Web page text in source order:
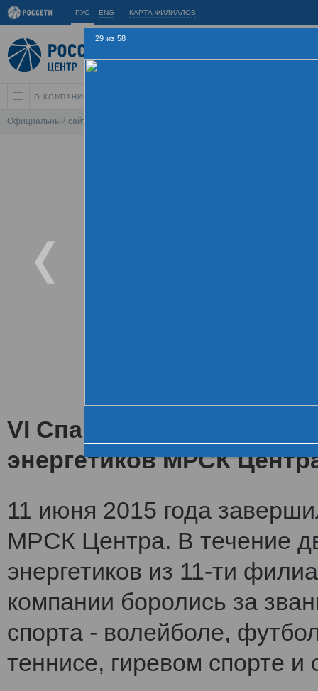
РУС ENG КАРТА ФИЛИАЛОВ
О КОМПАНИИ
Официальный сайт
VI Спартакиада
энергетиков МРСК
11 июня 2015 года
МРСК Центра. В течение
энергетиков из 11-ти
компании боролись за
спорта - волейболе,
теннисе, гиревом спорте и
29 из 58